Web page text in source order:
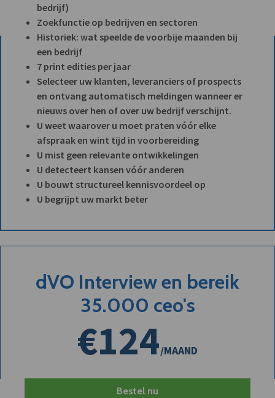
bedrijf)
Zoekfunctie op bedrijven en sectoren
Historiek: wat speelde de voorbije maanden bij
een bedrijf
7 print edities per jaar
Selecteer uw klanten, leveranciers of prospects
en ontvang automatisch meldingen wanneer er
nieuws over hen of over uw bedrijf verschijnt.
U weet waarover u moet praten vóór elke
afspraak en wint tijd in voorbereiding
U mist geen relevante ontwikkelingen
U detecteert kansen vóór anderen
U bouwt structureel kennisvoordeel op
U begrijpt uw markt beter
dVO Interview en bereik
35.000 ceo's
€124/MAAND
Bestel nu